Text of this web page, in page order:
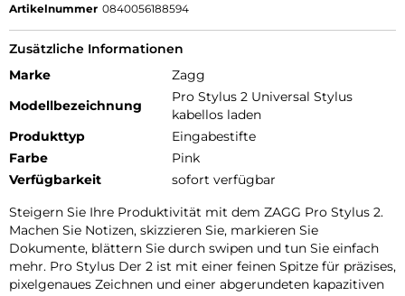
Artikelnummer 0840056188594
Zusätzliche Informationen
Marke
Zagg
Modellbezeichnung
Pro Stylus 2 Universal Stylus
kabellos laden
Produkttyp
Eingabestifte
Farbe
Pink
Verfügbarkeit
sofort verfügbar
Steigern Sie Ihre Produktivität mit dem ZAGG Pro Stylus 2.
Machen Sie Notizen, skizzieren Sie, markieren Sie
Dokumente, blättern Sie durch swipen und tun Sie einfach
mehr. Pro Stylus Der 2 ist mit einer feinen Spitze für präzises,
pixelgenaues Zeichnen und einer abgerundeten kapazitiven